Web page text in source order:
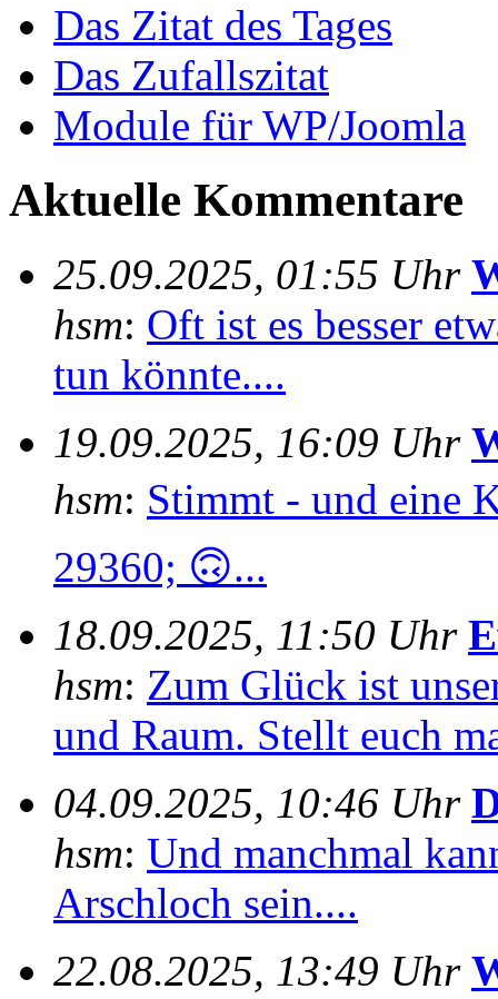
Das Zitat des Tages
Das Zufallszitat
Module für WP/Joomla
Aktuelle Kommentare
25.09.2025, 01:55 Uhr
hsm: Oft ist es besser
tun könnte....
19.09.2025, 16:09 Uhr
hsm: Stimmt - und eine
29360; 🙃...
18.09.2025, 11:50 Uhr
hsm: Zum Glück ist
und Raum. Stellt euch
04.09.2025, 10:46 Uhr
hsm: Und manchmal
Arschloch sein....
22.08.2025, 13:49 Uhr